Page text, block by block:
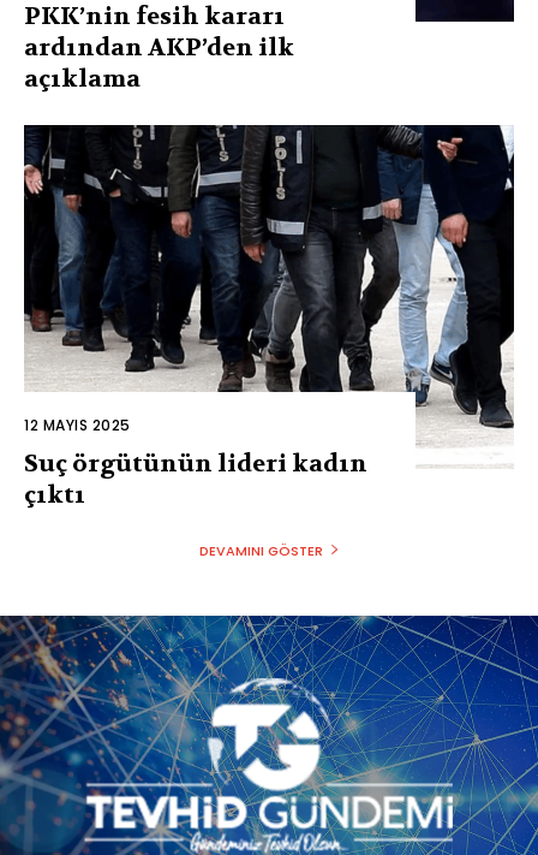
PKK’nin fesih kararı
ardından AKP’den ilk
açıklama
12 MAYIS 2025
Suç örgütünün lideri kadın
çıktı
DEVAMINI GÖSTER